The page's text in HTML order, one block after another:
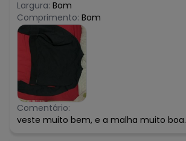
Largura: Bom
Comprimento: Bom
Comentário:
veste muito bem, e a malha muito boa.